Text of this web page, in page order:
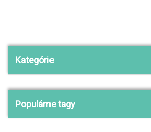
Kategórie
Populárne tagy